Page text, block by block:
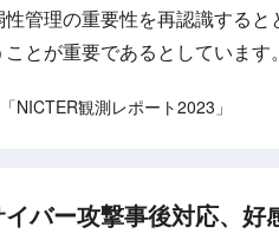
性管理の重要性を再認識する
とが重要であるとしています。
NICTER観測レポート2023」
バー攻撃事後対応、